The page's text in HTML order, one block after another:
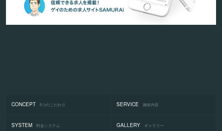
CONCEPT 5つのこだわり SERVICE 施術内容
SYSTEM 料金システム GALLERY ギャラリー